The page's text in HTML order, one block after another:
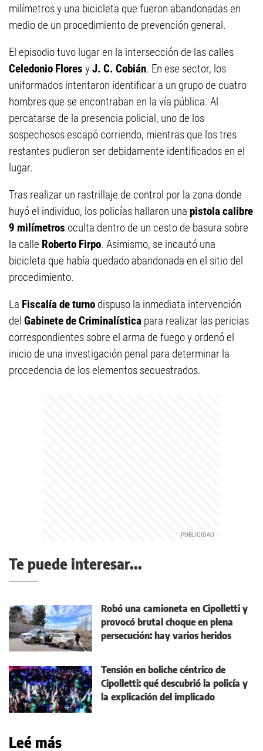
milímetros y una bicicleta que fueron abandonadas en
medio de un procedimiento de prevención general.
El episodio tuvo lugar en la intersección de las calles
Celedonio Flores yJ. C. Cobián. En ese sector, los
uniformados intentaron identificar a un grupo de cuatro
hombres que se encontraban en la vía pública. Al
percatarse de la presencia policial, uno de los
sospechosos escapó corriendo, mientras que los tres
restantes pudieron ser debidamente identificados en el
lugar.
Tras realizar un rastrillaje de control por la zona donde
huyó el individuo, los policías hallaron una pistola calibre
9 milímetros oculta dentro de un cesto de basura sobre
la calle Roberto Firpo. Asimismo, se incautó una
bicicleta que había quedado abandonada en el sitio del
procedimiento.
La Fiscalía de turno dispuso la inmediata intervención
del Gabinete de Criminalística para realizar las pericias
correspondientes sobre el arma de fuego y ordenó el
inicio de una investigación penal para determinar la
procedencia de los elementos secuestrados.
Te puede interesar...
Robó una camioneta en Cipolletti y
provocó brutal choque en plena
persecución: hay varios heridos
Tensión en boliche céntrico de
Cipolletti: qué descubrió la policía y
la explicación del implicado
Leé más